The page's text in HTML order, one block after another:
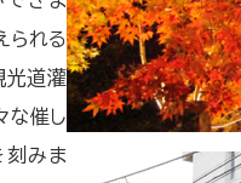
られる
光道灌
な催し
刻みま